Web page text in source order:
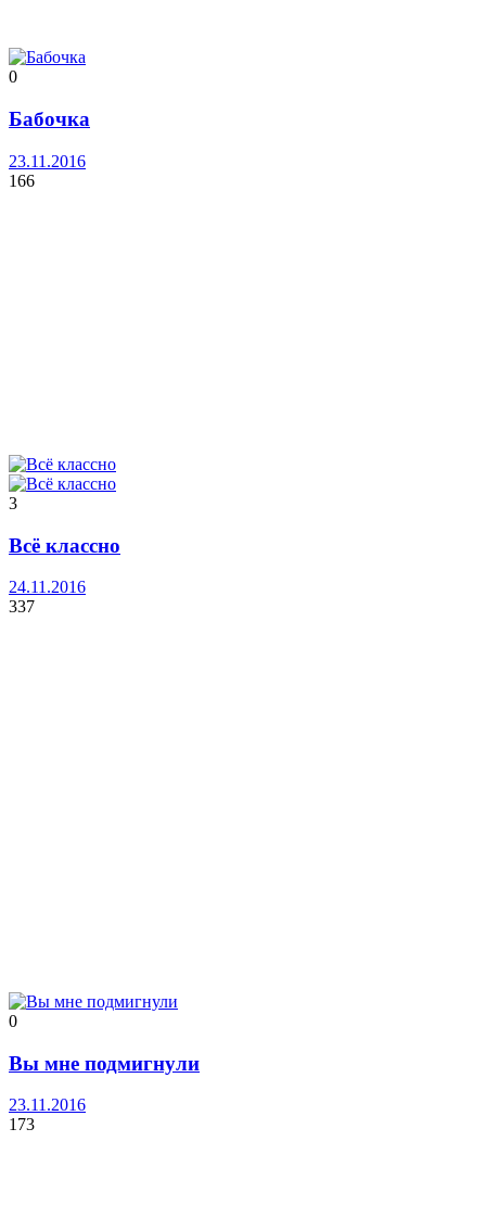
0
Бабочка
23.11.2016
166
3
Всё классно
24.11.2016
337
0
Вы мне подмигнули
23.11.2016
173